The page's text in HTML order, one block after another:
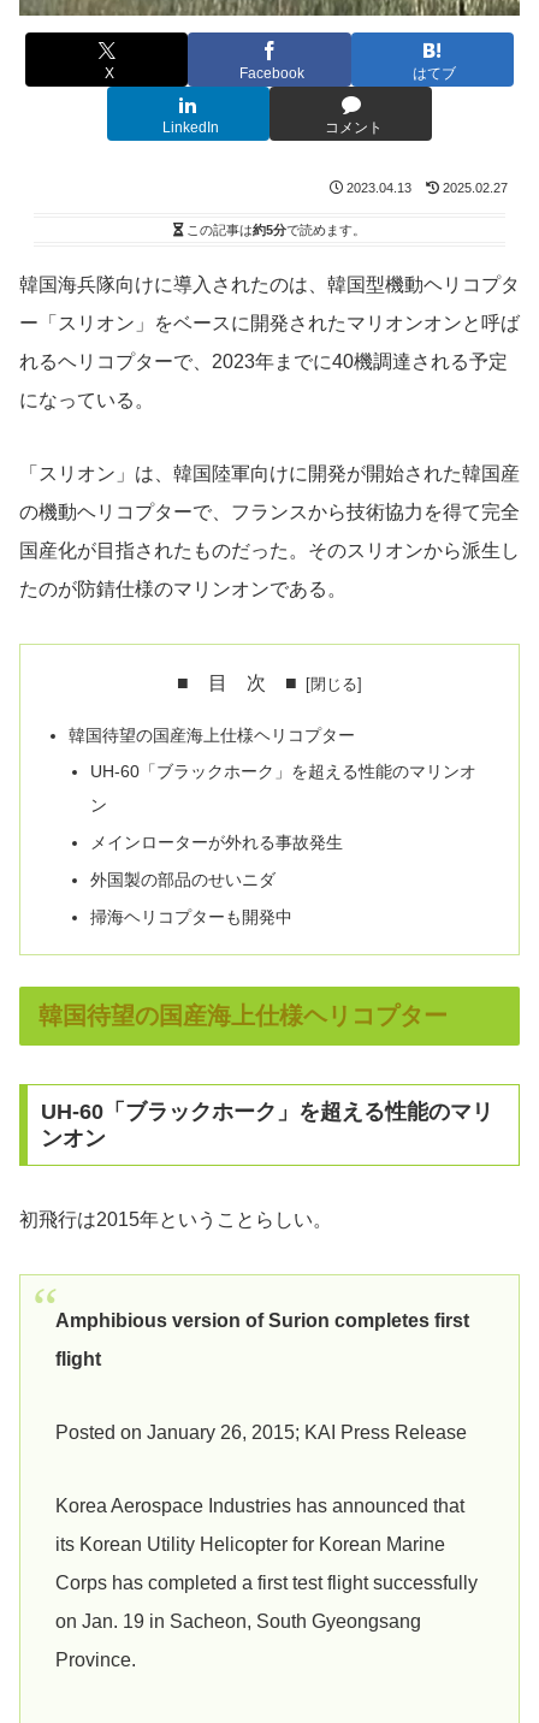
X Facebook はてブ
LinkedIn コメント
2023.04.13 2025.02.27
この記事は約5分で読めます。
韓国海兵隊向けに導入されたのは、韓国型機動ヘリコプタ
ー「スリオン」をベースに開発されたマリオンオンと呼ば
れるヘリコプターで、2023年までに40機調達される予定
になっている。
「スリオン」は、韓国陸軍向けに開発が開始された韓国産
の機動ヘリコプターで、フランスから技術協力を得て完全
国産化が目指されたものだった。そのスリオンから派生し
たのが防錆仕様のマリンオンである。
■ 目 次 ■
韓国待望の国産海上仕様ヘリコプター
UH-60「ブラックホーク」を超える性能のマリンオ
ン
メインローターが外れる事故発生
外国製の部品のせいニダ
掃海ヘリコプターも開発中
韓国待望の国産海上仕様ヘリコプター
UH-60「ブラックホーク」を超える性能のマリ
ンオン
初飛行は2015年ということらしい。
Amphibious version of Surion completes first
flight
Posted on January 26, 2015; KAI Press Release
Korea Aerospace Industries has announced that
its Korean Utility Helicopter for Korean Marine
Corps has completed a first test flight successfully
on Jan. 19 in Sacheon, South Gyeongsang
Province.